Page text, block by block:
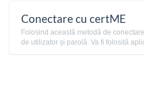
Conectare cu certME
Folosind această metodă de
de utilizator și parolă. Va fi folosită